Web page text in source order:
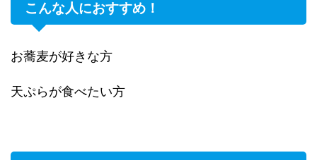
こんな人におすすめ！
お蕎麦が好きな方
天ぷらが食べたい方